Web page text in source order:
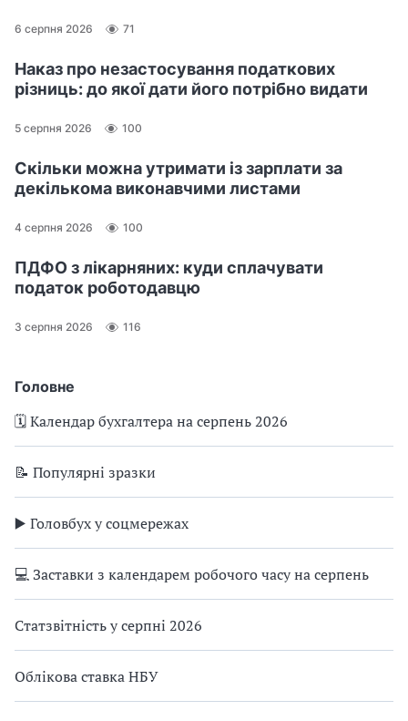
Головне
🗓️ Календар бухгалтера на серпень 2026
📝 Популярні зразки
▶️ Головбух у соцмережах
💻 Заставки з календарем робочого часу на серпень
Статзвітність у серпні 2026
Облікова ставка НБУ
6 серпня 2026 71
Наказ про незастосування податкових
різниць: до якої дати його потрібно видати
5 серпня 2026 100
Скільки можна утримати із зарплати за
декількома виконавчими листами
4 серпня 2026 100
ПДФО з лікарняних: куди сплачувати
податок роботодавцю
3 серпня 2026 116